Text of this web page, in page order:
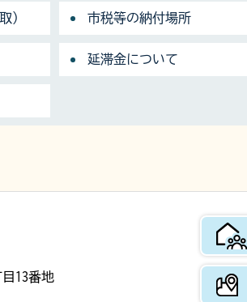
） 市税等の納付場所
延滞金について
13番地